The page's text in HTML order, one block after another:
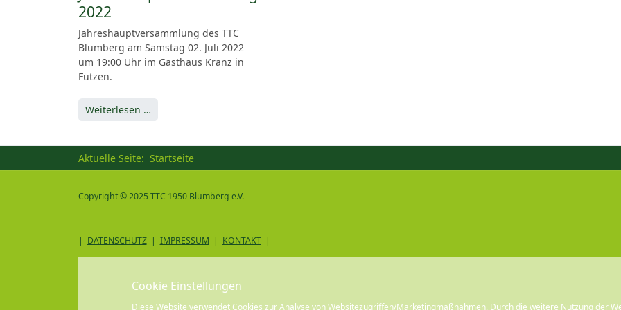
2022
Jahreshauptversammlung des TTC
Blumberg am Samstag 02. Juli 2022
um 19:00 Uhr im Gasthaus Kranz in
Fützen.
Weiterlesen …
Aktuelle Seite: Startseite
Copyright © 2025 TTC 1950 Blumberg e.V.
| DATENSCHUTZ| IMPRESSUM | KONTAKT|
Cookie Einstellungen
Diese Website verwendet Cookies zur Analyse von Websitezugriffen/Marketingmaßnahmen. Durch die weitere Nutzung der